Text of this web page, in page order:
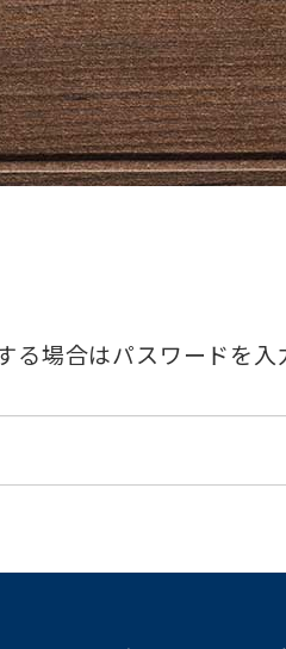
る場合はパスワードを